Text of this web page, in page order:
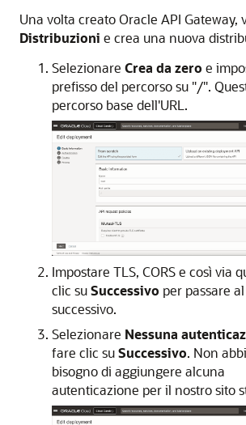
Una volta creato Oracle API Gateway,
Distribuzioni e crea una nuova
Selezionare Crea da zero e
prefisso del percorso su "/".
percorso base dell'URL.
Impostare TLS, CORS e così via
clic suSuccessivo per passare
successivo.
Selezionare Nessuna
fare clic suSuccessivo. Non
bisogno di aggiungere alcuna
autenticazione per il nostro sito